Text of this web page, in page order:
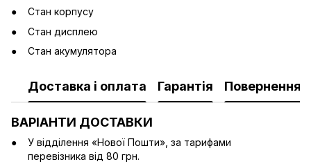
Стан корпусу
Стан дисплею
Стан акумулятора
Доставка і оплата Гарантія Повернення
ВАРІАНТИ ДОСТАВКИ
У відділення «Нової Пошти», за тарифами
перевізника від 80 грн.